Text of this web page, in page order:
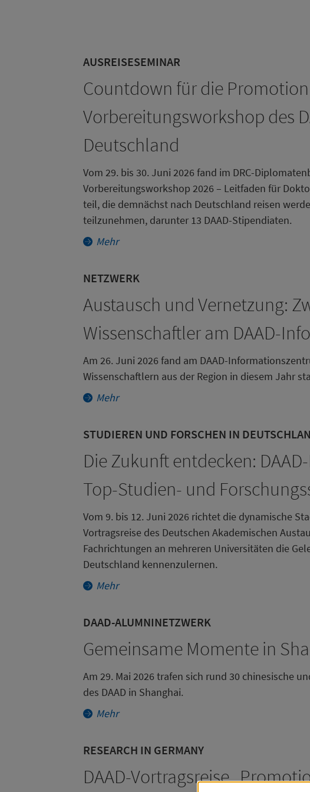
AUSREISESEMINAR
Countdown für die
Vorbereitungsworkshop des
Deutschland
Vom 29. bis 30. Juni 2026 fand im DRC-
Vorbereitungsworkshop 2026 – Leitfaden für
teil, die demnächst nach Deutschland reisen
teilzunehmen, darunter 13 DAAD-Stipendiaten.
Mehr
NETZWERK
Austausch und Vernetzung:
Wissenschaftler am DAAD-
Am 26. Juni 2026 fand am DAAD-
Wissenschaftlern aus der Region in diesem Jahr
Mehr
STUDIEREN UND FORSCHEN IN
Die Zukunft entdecken:
Top-Studien- und
Vom 9. bis 12. Juni 2026 richtet die dynamische
Vortragsreise des Deutschen Akademischen
Fachrichtungen an mehreren Universitäten die
Deutschland kennenzulernen.
Mehr
DAAD-ALUMNINETZWERK
Gemeinsame Momente in
Am 29. Mai 2026 trafen sich rund 30 chinesische
des DAAD in Shanghai.
Mehr
RESEARCH IN GERMANY
DAAD-Vortragsreise